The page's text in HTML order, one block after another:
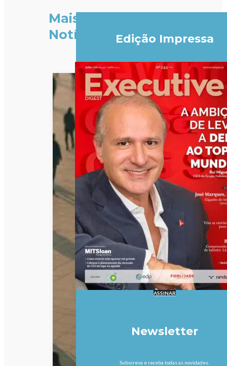
Mais
Notícias
Edição Impressa
ASSINAR
Newsletter
Subscreva e receba todas as novidades.